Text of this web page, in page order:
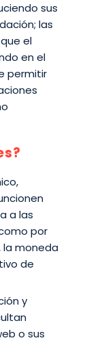
sus
las
el
en el
permitir
a las
por
la moneda
de
y
o sus